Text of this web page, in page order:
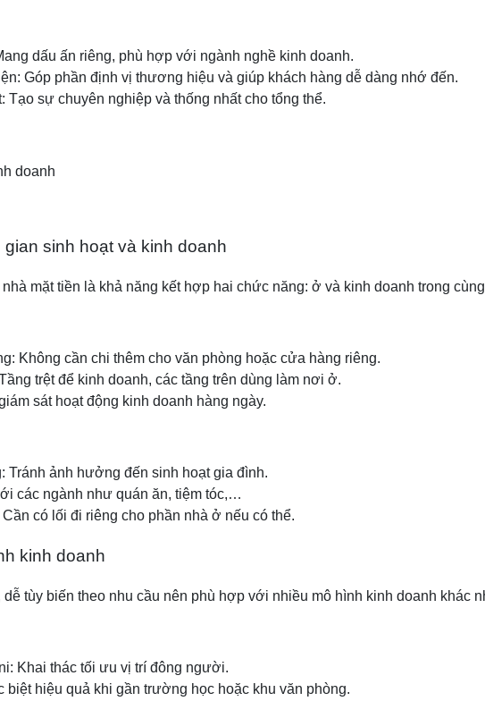
dấu ấn riêng, phù hợp với ngành nghề kinh doanh.
Góp phần định vị thương hiệu và giúp khách hàng dễ dàng nhớ đến.
Tạo sự chuyên nghiệp và thống nhất cho tổng thể.
sinh hoạt và kinh doanh
mặt tiền là khả năng kết hợp hai chức năng: ở và kinh doanh trong
Không cần chi thêm cho văn phòng hoặc cửa hàng riêng.
trệt để kinh doanh, các tầng trên dùng làm nơi ở.
sát hoạt động kinh doanh hàng ngày.
Tránh ảnh hưởng đến sinh hoạt gia đình.
các ngành như quán ăn, tiệm tóc,…
có lối đi riêng cho phần nhà ở nếu có thể.
kinh doanh
dễ tùy biến theo nhu cầu nên phù hợp với nhiều mô hình kinh doanh khác
Khai thác tối ưu vị trí đông người.
biệt hiệu quả khi gần trường học hoặc khu văn phòng.